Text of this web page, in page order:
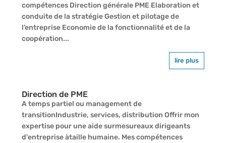
compétences Direction générale PME Elaboration et
conduite de la stratégie Gestion et pilotage de
l’entreprise Economie de la fonctionnalité et de la
coopération...
lire plus
Direction de PME
A temps partiel ou management de
transitionIndustrie, services, distribution Offrir mon
expertise pour une aide surmesureaux dirigeants
d'entreprise àtaille humaine. Mes compétences